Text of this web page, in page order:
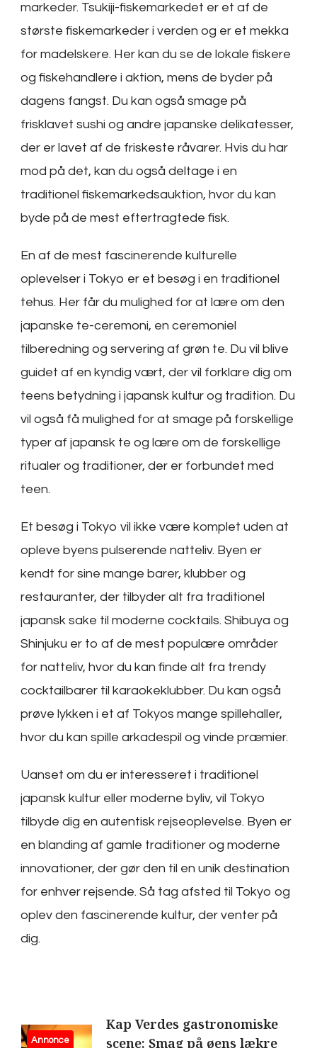
markeder. Tsukiji-fiskemarkedet er et af de
største fiskemarkeder i verden og er et mekka
for madelskere. Her kan du se de lokale fiskere
og fiskehandlere i aktion, mens de byder på
dagens fangst. Du kan også smage på
frisklavet sushi og andre japanske delikatesser,
der er lavet af de friskeste råvarer. Hvis du har
mod på det, kan du også deltage i en
traditionel fiskemarkedsauktion, hvor du kan
byde på de mest eftertragtede fisk.
En af de mest fascinerende kulturelle
oplevelser i Tokyo er et besøg i en traditionel
tehus. Her får du mulighed for at lære om den
japanske te-ceremoni, en ceremoniel
tilberedning og servering af grøn te. Du vil blive
guidet af en kyndig vært, der vil forklare dig om
teens betydning i japansk kultur og tradition. Du
vil også få mulighed for at smage på forskellige
typer af japansk te og lære om de forskellige
ritualer og traditioner, der er forbundet med
teen.
Et besøg i Tokyo vil ikke være komplet uden at
opleve byens pulserende natteliv. Byen er
kendt for sine mange barer, klubber og
restauranter, der tilbyder alt fra traditionel
japansk sake til moderne cocktails. Shibuya og
Shinjuku er to af de mest populære områder
for natteliv, hvor du kan finde alt fra trendy
cocktailbarer til karaokeklubber. Du kan også
prøve lykken i et af Tokyos mange spillehaller,
hvor du kan spille arkadespil og vinde præmier.
Uanset om du er interesseret i traditionel
japansk kultur eller moderne byliv, vil Tokyo
tilbyde dig en autentisk rejseoplevelse. Byen er
en blanding af gamle traditioner og moderne
innovationer, der gør den til en unik destination
for enhver rejsende. Så tag afsted til Tokyo og
oplev den fascinerende kultur, der venter på
dig.
Post
Annonce
Kap Verdes gastronomiske
scene: Smag på øens lækre